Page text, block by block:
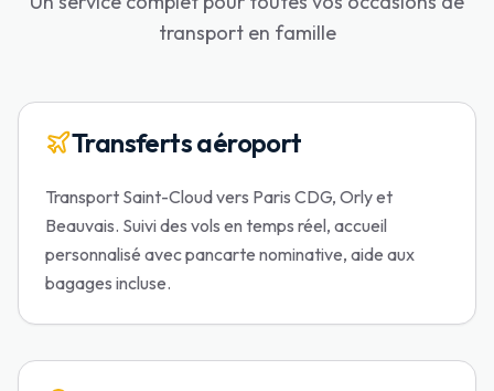
transport en famille
Transferts aéroport
Transport Saint-Cloud vers Paris CDG, Orly et
Beauvais. Suivi des vols en temps réel, accueil
personnalisé avec pancarte nominative, aide aux
bagages incluse.